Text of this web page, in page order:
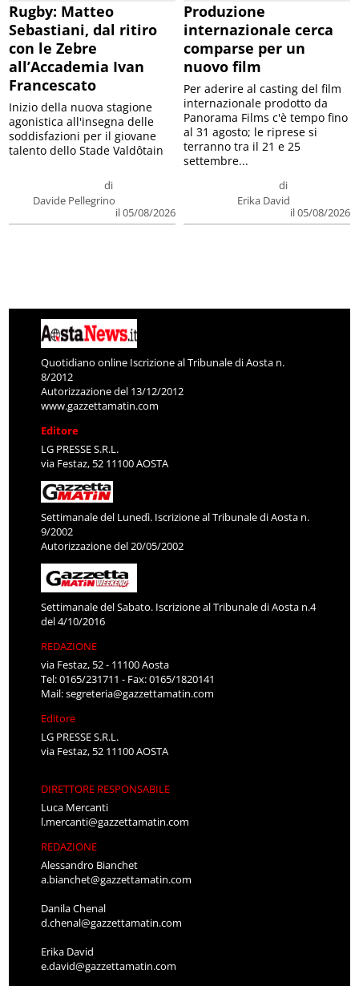
Rugby: Matteo
Sebastiani, dal ritiro
con le Zebre
all’Accademia Ivan
Francescato
di
Davide Pellegrino
il 05/08/2026
Inizio della nuova stagione
agonistica all'insegna delle
soddisfazioni per il giovane
talento dello Stade Valdôtain
Produzione
internazionale cerca
comparse per un
nuovo film
di
Erika David
il 05/08/2026
Per aderire al casting del film
internazionale prodotto da
Panorama Films c'è tempo fino
al 31 agosto; le riprese si
terranno tra il 21 e 25
settembre...
Quotidiano online Iscrizione al Tribunale di Aosta n.
8/2012
Autorizzazione del 13/12/2012
www.gazzettamatin.com
Editore
LG PRESSE S.R.L.
via Festaz, 52 11100 AOSTA
Settimanale del Lunedì. Iscrizione al Tribunale di Aosta n.
9/2002
Autorizzazione del 20/05/2002
Settimanale del Sabato. Iscrizione al Tribunale di Aosta n.4
del 4/10/2016
REDAZIONE
via Festaz, 52 - 11100 Aosta
Tel: 0165/231711 - Fax: 0165/1820141
Mail:segreteria@gazzettamatin.com
Editore
LG PRESSE S.R.L.
via Festaz, 52 11100 AOSTA
DIRETTORE RESPONSABILE
Luca Mercanti
l.mercanti@gazzettamatin.com
REDAZIONE
Alessandro Bianchet
a.bianchet@gazzettamatin.com
Danila Chenal
d.chenal@gazzettamatin.com
Erika David
e.david@gazzettamatin.com